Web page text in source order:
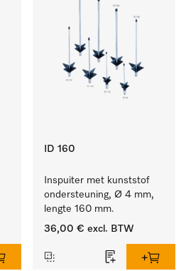
ID 160
Inspuiter met kunststof
ondersteuning, Ø 4 mm,
lengte 160 mm.
36,00 € excl. BTW